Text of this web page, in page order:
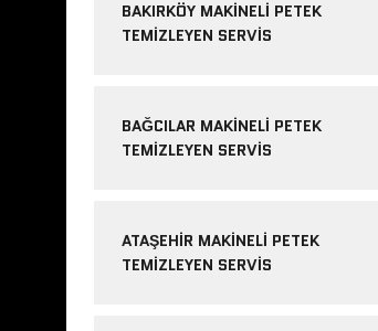
BAKIRKÖY MAKINELI PETEK
TEMIZLEYEN SERVIS
BAĞCILAR MAKINELI PETEK
TEMIZLEYEN SERVIS
ATAŞEHIR MAKINELI PETEK
TEMIZLEYEN SERVIS